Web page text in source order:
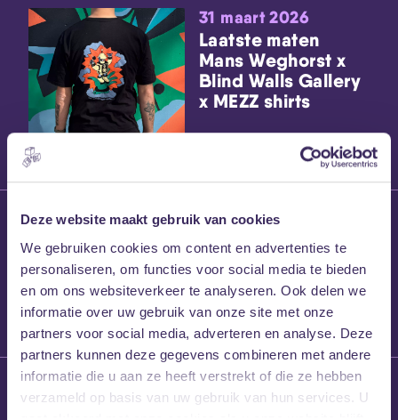
Deze website maakt gebruik van cookies
We gebruiken cookies om content en advertenties te
personaliseren, om functies voor social media te bieden
en om ons websiteverkeer te analyseren. Ook delen we
informatie over uw gebruik van onze site met onze
partners voor social media, adverteren en analyse. Deze
partners kunnen deze gegevens combineren met andere
informatie die u aan ze heeft verstrekt of die ze hebben
verzameld op basis van uw gebruik van hun services. U
31 maart 2026
Laatste maten
Mans Weghorst x
Blind Walls Gallery
x MEZZ shirts
27 maart 2026
Willem’s Blog:
Frans Kalf
26 maart 2026
Willem’s Blog: High